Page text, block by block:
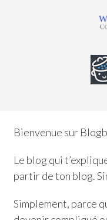
Bienvenue sur
Le blog qui
partir de ton blog.
Simplement, parce